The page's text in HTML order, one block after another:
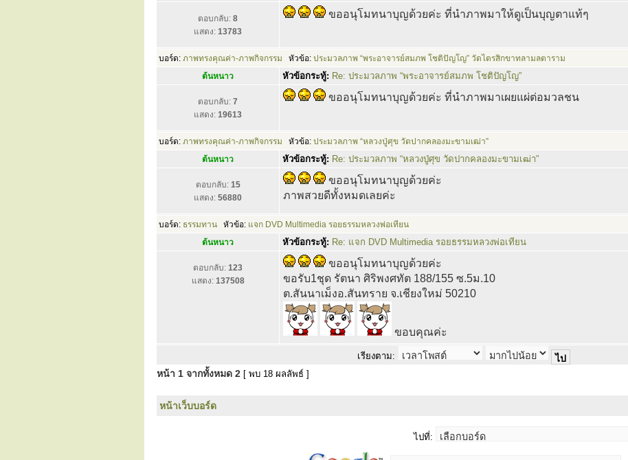
ตอบกลับ: 8
แสดง: 13783
ขออนุโมทนาบุญด้วยค่ะ ที่นำภาพมาให้ดูเป็นบุญตาแท้ๆ
บอร์ด: ภาพทรงคุณค่า-ภาพกิจกรรม หัวข้อ: ประมวลภาพ “พระอาจารย์สมภพ โชติปัญโญ” วัดไตรสิกขาทลามลตาราม
ต้นหนาว
หัวข้อกระทู้: Re: ประมวลภาพ “พระอาจารย์สมภพ โชติปัญโญ”
ตอบกลับ: 7
แสดง: 19613
ขออนุโมทนาบุญด้วยค่ะ ที่นำภาพมาเผยแผ่ต่อมวลชน
บอร์ด: ภาพทรงคุณค่า-ภาพกิจกรรม หัวข้อ: ประมวลภาพ “หลวงปู่ศุข วัดปากคลองมะขามเฒ่า”
ต้นหนาว
หัวข้อกระทู้: Re: ประมวลภาพ “หลวงปู่ศุข วัดปากคลองมะขามเฒ่า”
ตอบกลับ: 15
แสดง: 56880
ขออนุโมทนาบุญด้วยค่ะ
ภาพสวยดีทั้งหมดเลยค่ะ
บอร์ด: ธรรมทาน หัวข้อ: แจก DVD Multimedia รอยธรรมหลวงพ่อเทียน
ต้นหนาว
หัวข้อกระทู้: Re: แจก DVD Multimedia รอยธรรมหลวงพ่อเทียน
ตอบกลับ: 123
แสดง: 137508
ขออนุโมทนาบุญด้วยค่ะ
ขอรับ1ชุด รัตนา ศิริพงศทัต 188/155 ซ.5ม.10
ต.สันนาเม็งอ.สันทราย จ.เชียงใหม่ 50210
ขอบคุณค่ะ
เรียงตาม:
หน้า 1 จากทั้งหมด 2 [ พบ 18 ผลลัพธ์ ]
หน้าเว็บบอร์ด
ไปที่: